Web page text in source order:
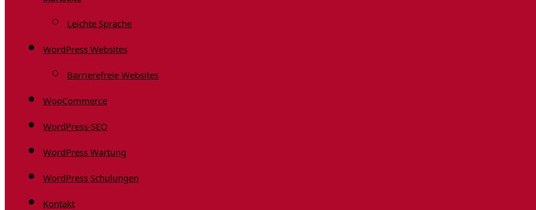
Leichte Sprache
WordPress Websites
Barrierefreie Websites
WooCommerce
WordPress-SEO
WordPress Wartung
WordPress Schulungen
Kontakt